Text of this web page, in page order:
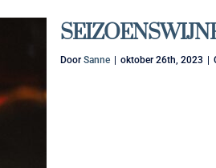
Door Sanne oktober 26th, 2023